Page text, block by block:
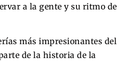
a la gente y su ritmo de
más impresionantes del
de la historia de la